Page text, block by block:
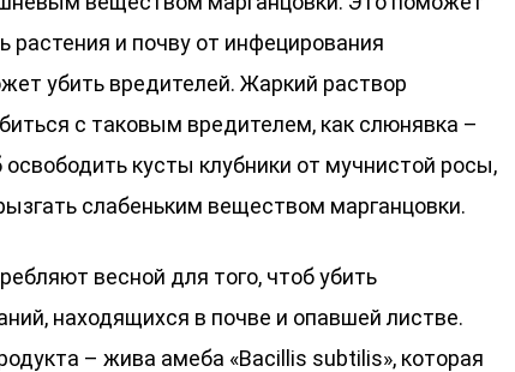
растения и почву от инфецирования
убить вредителей. Жаркий раствор
с таковым вредителем, как слюнявка –
освободить кусты клубники от мучнистой росы,
слабеньким веществом марганцовки.
весной для того, чтоб убить
находящихся в почве и опавшей листве.
– жива амеба «Bacillis subtilis», которая